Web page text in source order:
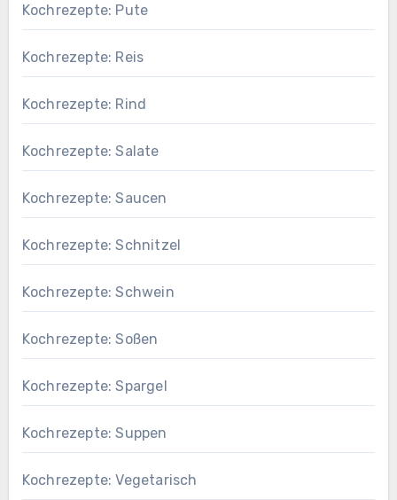
Kochrezepte: Pute
Kochrezepte: Reis
Kochrezepte: Rind
Kochrezepte: Salate
Kochrezepte: Saucen
Kochrezepte: Schnitzel
Kochrezepte: Schwein
Kochrezepte: Soßen
Kochrezepte: Spargel
Kochrezepte: Suppen
Kochrezepte: Vegetarisch